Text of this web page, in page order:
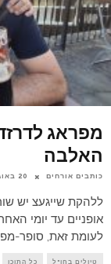
מפראג
האלבה
כותבים אורחים 20 באוגוסט 2024
ללהקת שייגעצ יש
אופניים עד יומי
לעומת זאת, סופר-
טיולים בחו"ל כל התוכן